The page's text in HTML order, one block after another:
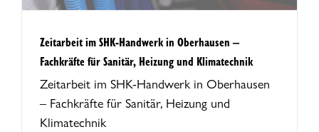
Zeitarbeit im SHK-Handwerk in Oberhausen –
Fachkräfte für Sanitär, Heizung und Klimatechnik
Zeitarbeit im SHK-Handwerk in Oberhausen
– Fachkräfte für Sanitär, Heizung und
Klimatechnik